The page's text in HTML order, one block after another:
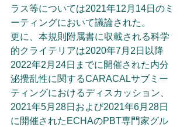
ラス等については2021年12月14日のミ
ーティングにおいて議論された。
更に、本規則附属書に収載される科学
的クライテリアは2020年7月2日以降
2022年2月24日までに開催された内分
泌攪乱性に関するCARACALサブミー
ティングにおけるディスカッション、
2021年5月28日および2021年6月28日
に開催されたECHAのPBT専門家グル